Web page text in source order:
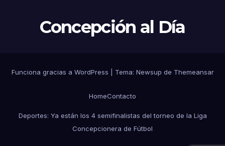
Concepción al Día
Funciona gracias a WordPress Tema: Newsup de Themeansar
HomeContacto
Deportes: Ya están los 4 semifinalistas del torneo de la Liga
Concepcionera de Fútbol